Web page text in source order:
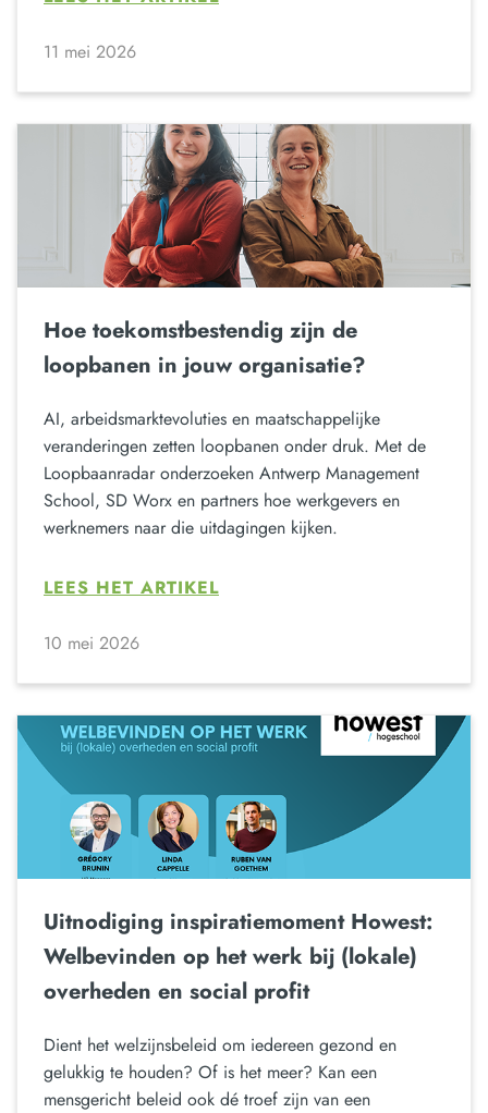
11 mei 2026
Hoe toekomstbestendig zijn de
loopbanen in jouw organisatie?
AI, arbeidsmarktevoluties en maatschappelijke
veranderingen zetten loopbanen onder druk. Met de
Loopbaanradar onderzoeken Antwerp Management
School, SD Worx en partners hoe werkgevers en
werknemers naar die uitdagingen kijken.
LEES HET ARTIKEL
10 mei 2026
Uitnodiging inspiratiemoment Howest:
Welbevinden op het werk bij (lokale)
overheden en social profit
Dient het welzijnsbeleid om iedereen gezond en
gelukkig te houden? Of is het meer? Kan een
mensgericht beleid ook dé troef zijn van een